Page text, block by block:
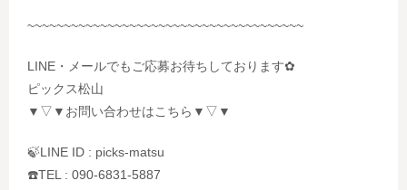
~~~~~~~~~~~~~~~~~~~~~~~~~~~~~~~~~~~~~~
LINE・メールでもご応募お待ちしております✿
ピックス松山
▼▽▼お問い合わせはこちら▼▽▼
🍃LINE ID : picks-matsu
☎️TEL : 090-6831-5887